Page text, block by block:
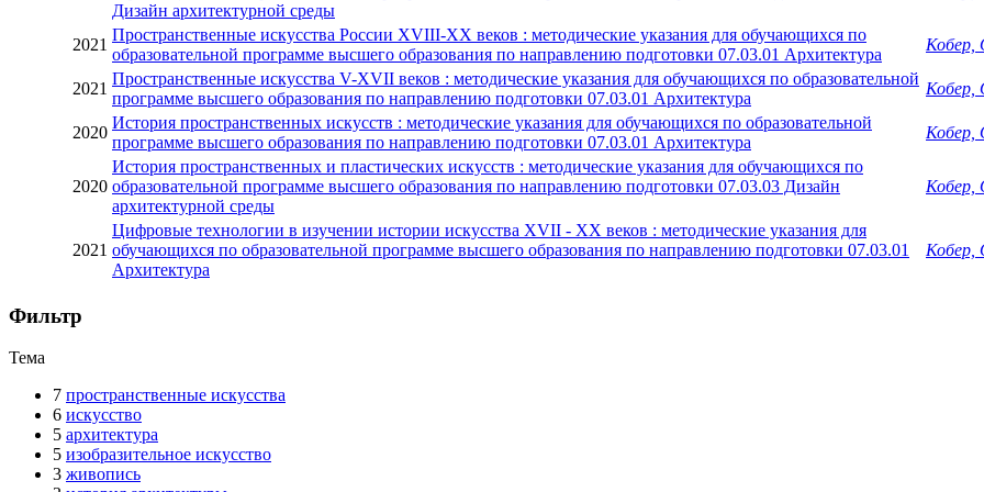
Дизайн архитектурной среды
2021
Пространственные искусства России XVIII-XX веков : методические указания для обучающихся по
образовательной программе высшего образования по направлению подготовки 07.03.01 Архитектура
Кобер,
2021
Пространственные искусства V-XVII веков : методические указания для обучающихся по образовательной
программе высшего образования по направлению подготовки 07.03.01 Архитектура
Кобер,
2020
История пространственных искусств : методические указания для обучающихся по образовательной
программе высшего образования по направлению подготовки 07.03.01 Архитектура
Кобер,
2020
История пространственных и пластических искусств : методические указания для обучающихся по
образовательной программе высшего образования по направлению подготовки 07.03.03 Дизайн
архитектурной среды
Кобер,
2021
Цифровые технологии в изучении истории искусства XVII - XX веков : методические указания для
обучающихся по образовательной программе высшего образования по направлению подготовки 07.03.01
Архитектура
Кобер,
Фильтр
Тема
7 пространственные искусства
6 искусство
5 архитектура
5 изобразительное искусство
3 живопись